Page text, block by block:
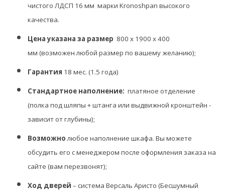
чистого ЛДСП 16 мм марки Kronoshpan высокого
качества.
Цена указана за размер 800 х 1900 х 400
мм (возможен любой размер по вашему желанию);
Гарантия 18 мес. (1.5 года)
Стандартное наполнение: платяное отделение
(полка под шляпы + штанга или выдвижной кронштейн -
зависит от глубины);
Возможно любое наполнение шкафа. Вы можете
обсудить его с менеджером после оформления заказа на
сайте (вам перезвонят);
Ход дверей – система Версаль Аристо (Бесшумный